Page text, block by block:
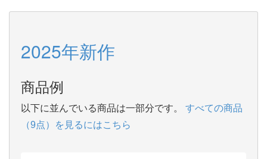
2025年新作
商品例
以下に並んでいる商品は一部分です。
すべての商品
（9点）を見るにはこちら